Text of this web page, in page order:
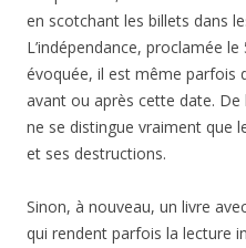
en scotchant les billets dans
L’indépendance, proclamée
évoquée, il est même parfois
avant ou après cette date. De
ne se distingue vraiment que
et ses destructions.
Sinon, à nouveau, un livre
qui rendent parfois la lecture